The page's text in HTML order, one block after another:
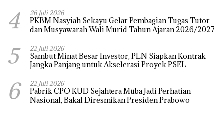
4 26 Juli 2026
PKBM Nasyiah Sekayu Gelar Pembagian Tugas Tutor
dan Musyawarah Wali Murid Tahun Ajaran 2026/2027
5 22 Juli 2026
Sambut Minat Besar Investor, PLN Siapkan Kontrak
Jangka Panjang untuk Akselerasi Proyek PSEL
6 22 Juli 2026
Pabrik CPO KUD Sejahtera Muba Jadi Perhatian
Nasional, Bakal Diresmikan Presiden Prabowo